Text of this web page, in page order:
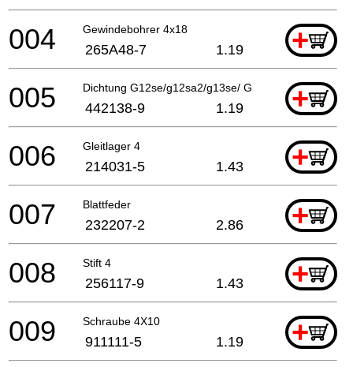
Gewindebohrer 4x18 +
004 265A48-7 1.19
Dichtung G12se/g12sa2/g13se/ G12sb2/g12sa2
+
005 442138-9 1.19
Gleitlager 4 +
006 214031-5 1.43
Blattfeder +
007 232207-2 2.86
Stift 4 +
008 256117-9 1.43
Schraube 4X10 +
009 911111-5 1.19